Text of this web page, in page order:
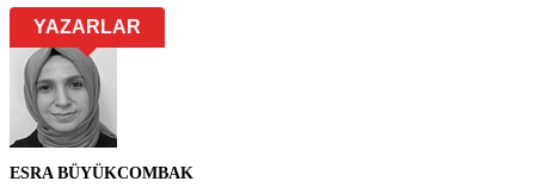
YAZARLAR
ESRA BÜYÜKCOMBAK